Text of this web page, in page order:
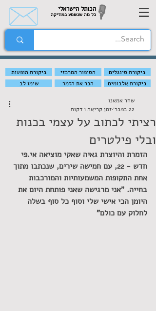
הכותל הישראלי
כל מה שנשמע במוזיקה
ביקורת הופעות הסיפור המרכזי
ביקורת סינגלים
שימו לב
הכר את הזמר ביקורת אלבומים
רציתי לכתוב על עצמי בכנות
ובלי פילטרים
שחר אמאנו
22 בפבר׳
זמן קריאה 1 דקות
הזמרת והיוצרת גאיה שאקי מוציאה אי.פי
חדש - 22, עם חמישה שירים, שנכתבו מתוך
אחת התקופות המשמעותיות והמורכבות
בחייה. "אני מרגישה שאני פותחת היום את
היומן הכי אישי שלי וסוף כל סוף בשלה
לחלוק עם כולם"